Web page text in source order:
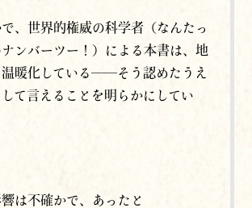
、世界的権威の科学者（なんたっ
ンバーツー！）による本書は、地
暖化している──そう認めたうえ
て言えることを明らかにしてい
は不確かで、あったと